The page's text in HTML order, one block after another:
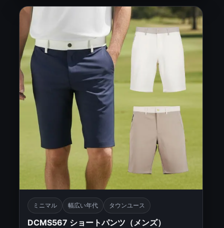
ミニマル 幅広い年代 タウンユース
DCMS567 ショートパンツ（メンズ）